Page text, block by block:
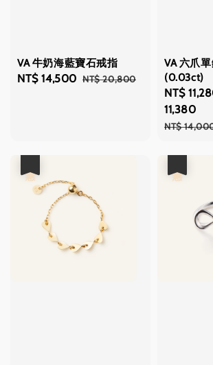
VA 牛奶海藍寶石戒指
Sale
NT$ 14,500 Regular
NT$ 20,800
VA 六爪
(0.03ct)
Sale
price
NT$
11,380
Regular
NT$